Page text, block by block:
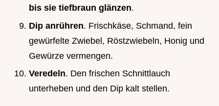
bis sie tiefbraun glänzen.
Dip anrühren. Frischkäse, Schmand, fein
gewürfelte Zwiebel, Röstzwiebeln, Honig und
Gewürze vermengen.
Veredeln. Den frischen Schnittlauch
unterheben und den Dip kalt stellen.